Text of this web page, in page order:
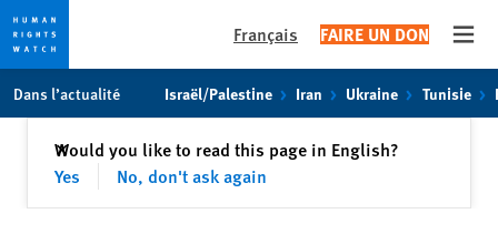
toto
content
Français FAIRE UN DON
Dans l’actualité Israël/Palestine Iran Ukraine Tunisie
Would you like to read this page in English?
Yes
No, don't ask again
✕Fermer